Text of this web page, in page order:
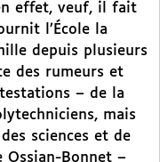
effet, veuf, il fait
l’École la
depuis plusieurs
des rumeurs et
– de la
mais
sciences et de
Bonnet –